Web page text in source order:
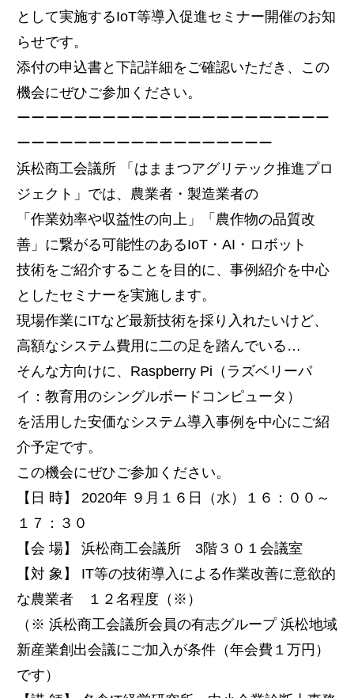
として実施するIoT等導入促進セミナー開催のお知
らせです。
添付の申込書と下記詳細をご確認いただき、この
機会にぜひご参加ください。
ーーーーーーーーーーーーーーーーーーーーーー
ーーーーーーーーーーーーーーーーーー
浜松商工会議所 「はままつアグリテック推進プロ
ジェクト」では、農業者・製造業者の
「作業効率や収益性の向上」「農作物の品質改
善」に繋がる可能性のあるIoT・AI・ロボット
技術をご紹介することを目的に、事例紹介を中心
としたセミナーを実施します。
現場作業にITなど最新技術を採り入れたいけど、
高額なシステム費用に二の足を踏んでいる…
そんな方向けに、Raspberry Pi（ラズベリーパ
イ：教育用のシングルボードコンピュータ）
を活用した安価なシステム導入事例を中心にご紹
介予定です。
この機会にぜひご参加ください。
【日 時】 2020年 ９月１６日（水）１６：００～
１７：３０
【会 場】 浜松商工会議所 3階３０１会議室
【対 象】 IT等の技術導入による作業改善に意欲的
な農業者 １２名程度（※）
（※ 浜松商工会議所会員の有志グループ 浜松地域
新産業創出会議にご加入が条件（年会費１万円）
です）